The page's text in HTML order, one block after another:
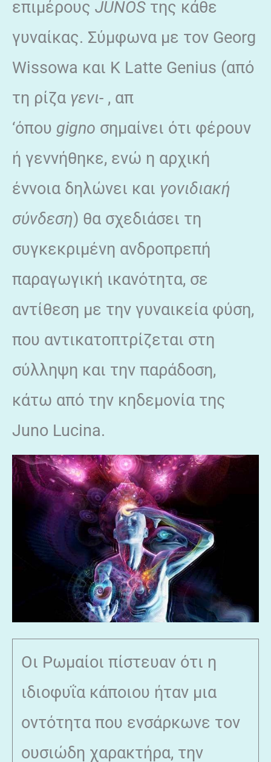
επιμέρους JUNOS της κάθε
γυναίκας. Σύμφωνα με τον Georg
Wissowa και Κ Latte Genius (από
τη ρίζα γενι- , απ
‘όπου gigno σημαίνει ότι φέρουν
ή γεννήθηκε, ενώ η αρχική
έννοια δηλώνει και γονιδιακή
σύνδεση) θα σχεδιάσει τη
συγκεκριμένη ανδροπρεπή
παραγωγική ικανότητα, σε
αντίθεση με την γυναικεία φύση,
που αντικατοπτρίζεται στη
σύλληψη και την παράδοση,
κάτω από την κηδεμονία της
Juno Lucina.
Οι Ρωμαίοι πίστευαν ότι η
ιδιοφυΐα κάποιου ήταν μια
οντότητα που ενσάρκωνε τον
ουσιώδη χαρακτήρα, την